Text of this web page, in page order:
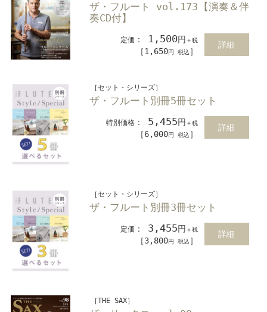
ザ・フルート vol.173【演奏＆伴
奏CD付】
定価 ： 1,500円 ＋税
［1,650円 税込 ］
詳細
［セット・シリーズ］
ザ・フルート別冊5冊セット
特別価格 ： 5,455円 ＋税
［6,000円 税込 ］
詳細
［セット・シリーズ］
ザ・フルート別冊3冊セット
定価 ： 3,455円 ＋税
［3,800円 税込 ］
詳細
［THE SAX］